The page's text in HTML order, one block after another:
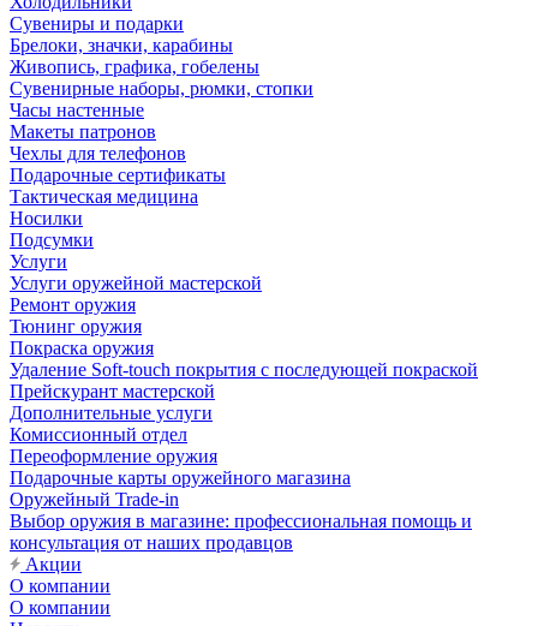
Сувениры и подарки
Брелоки, значки, карабины
Живопись, графика, гобелены
Сувенирные наборы, рюмки, стопки
Часы настенные
Макеты патронов
Чехлы для телефонов
Подарочные сертификаты
Тактическая медицина
Носилки
Подсумки
Услуги
Услуги оружейной мастерской
Ремонт оружия
Тюнинг оружия
Покраска оружия
Удаление Soft-touch покрытия с последующей покраской
Прейскурант мастерской
Дополнительные услуги
Комиссионный отдел
Переоформление оружия
Подарочные карты оружейного магазина
Оружейный Trade-in
Выбор оружия в магазине: профессиональная помощь и
консультация от наших продавцов
Акции
О компании
О компании